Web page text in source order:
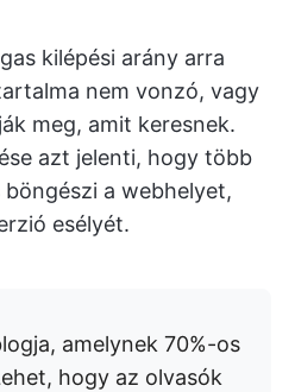
kilépési arány arra
nem vonzó, vagy
meg, amit keresnek.
azt jelenti, hogy több
a webhelyet,
esélyét.
amelynek 70%-os
hogy az olvasók